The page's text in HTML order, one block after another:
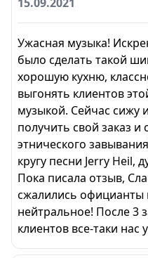
Ужасная музыка!
было сделать такой
хорошую кухню,
выгонять клиентов
музыкой. Сейчас сижу
получить свой заказ и
этнического
кругу песни Jerry Heil,
Пока писала отзыв,
сжалились официанты
нейтральное! После 3
клиентов все-таки нас